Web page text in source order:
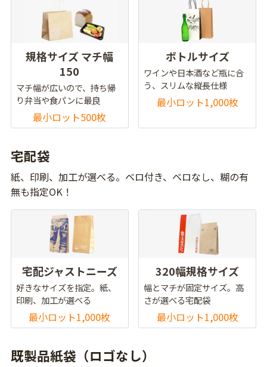
規格サイズ マチ幅
150
マチ幅が広いので、持ち帰
り弁当や食パンに最良
最小ロット500枚
ボトルサイズ
ワインや日本酒など瓶に合
う、スリムな縦長仕様
最小ロット1,000枚
宅配袋
紙、印刷、加工が選べる。ベロ付き、ベロなし、糊の有
無も指定OK！
宅配ジャストニーズ
好きなサイズを指定。紙、
印刷、加工が選べる
最小ロット1,000枚
320幅規格サイズ
幅とマチが固定サイズ。高
さが選べる宅配袋
最小ロット1,000枚
既製品紙袋（ロゴなし）